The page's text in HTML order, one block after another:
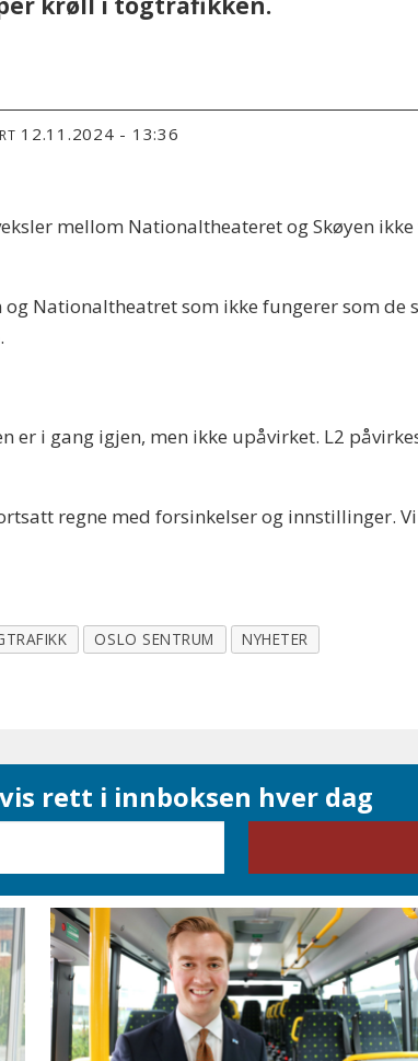
12.11.2024 - 13:36
mellom Nationaltheateret og Skøyen
Nationaltheatret som ikke fungerer som de
er i gang igjen, men ikke upåvirket. L2
regne med forsinkelser og innstillinger.
OSLO SENTRUM NYHETER
rett i innboksen hver dag